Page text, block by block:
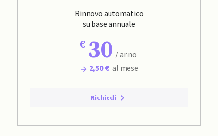
Rinnovo automatico
su base annuale
30 / anno
2,50 € al mese
Richiedi